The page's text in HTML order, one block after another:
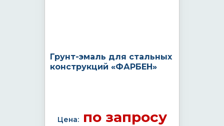
Грунт-эмаль для стальных
конструкций «ФАРБЕН»
Цена:по запросу